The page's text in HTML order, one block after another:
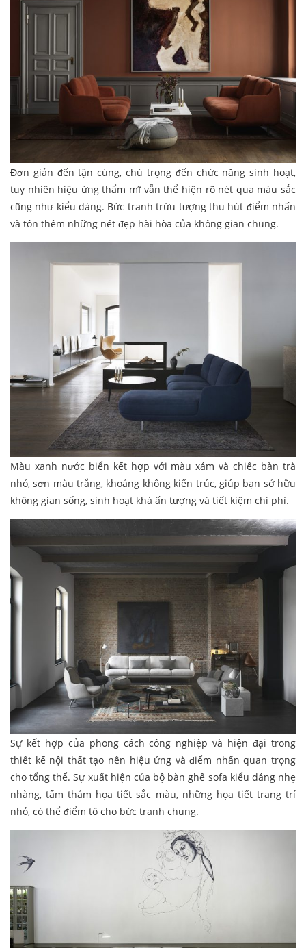
Đơn giản đến tận cùng, chú trọng đến chức năng sinh hoạt,
tuy nhiên hiệu ứng thẩm mĩ vẫn thể hiện rõ nét qua màu sắc
cũng như kiểu dáng. Bức tranh trừu tượng thu hút điểm nhấn
và tôn thêm những nét đẹp hài hòa của không gian chung.
Màu xanh nước biển kết hợp với màu xám và chiếc bàn trà
nhỏ, sơn màu trắng, khoảng không kiến trúc, giúp bạn sở hữu
không gian sống, sinh hoạt khá ấn tượng và tiết kiệm chi phí.
Sự kết hợp của phong cách công nghiệp và hiện đại trong
thiết kế nội thất tạo nên hiệu ứng và điểm nhấn quan trọng
cho tổng thể. Sự xuất hiện của bộ bàn ghế sofa kiểu dáng nhẹ
nhàng, tấm thảm họa tiết sắc màu, những họa tiết trang trí
nhỏ, có thể điểm tô cho bức tranh chung.